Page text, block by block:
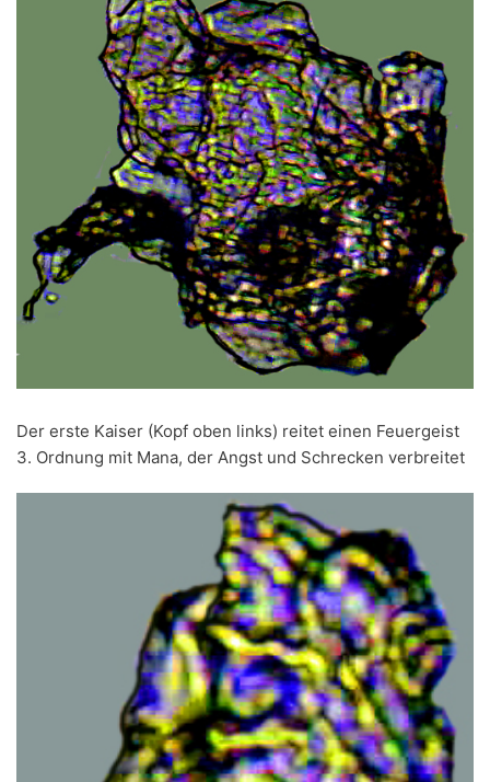
Der erste Kaiser (Kopf oben links) reitet einen Feuergeist
3. Ordnung mit Mana, der Angst und Schrecken verbreitet